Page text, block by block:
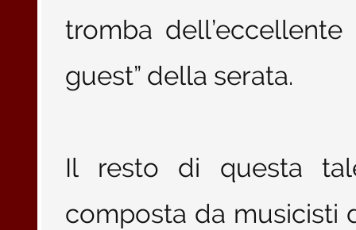
tromba dell’eccellente
guest” della serata.
Il resto di questa
composta da musicisti